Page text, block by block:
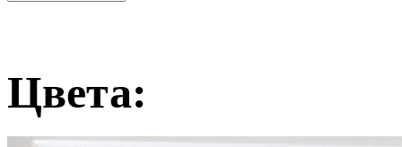
Цвета: